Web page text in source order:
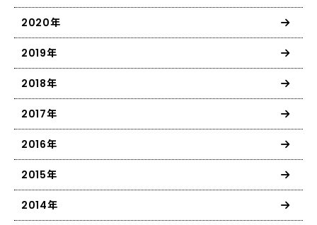
2020年
2019年
2018年
2017年
2016年
2015年
2014年